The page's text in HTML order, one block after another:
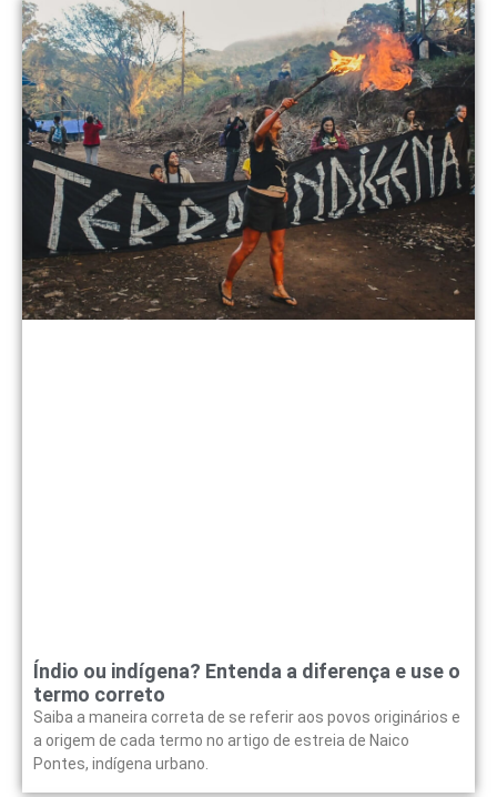
Índio ou indígena? Entenda a diferença e use o
termo correto
Saiba a maneira correta de se referir aos povos originários e
a origem de cada termo no artigo de estreia de Naico
Pontes, indígena urbano.